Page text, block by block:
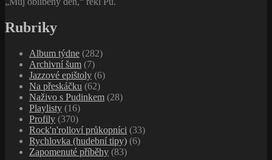
Rubriky
Album týdne (282)
Archivní šum (7)
Jazzové epištoly (6)
Na přeskáčku (62)
Naživo s Pudinkem (28)
Playlisty (16)
Profily (370)
Rock'n'rolloví průkopníci (33)
Rychlovka (hudební tipy) (6)
Zapomenuté příběhy (83)